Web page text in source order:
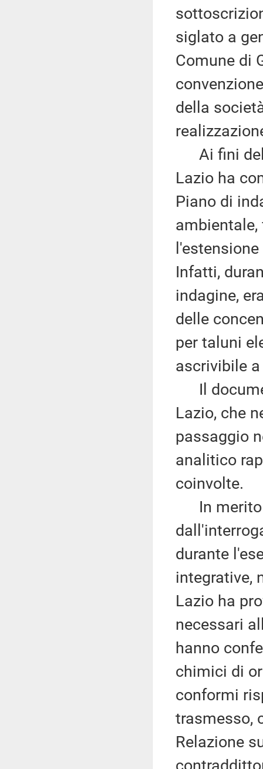
siglato a
Comune di
della
Ai fini
Lazio ha
Piano di
Infatti,
indagine,
delle
per taluni
ascrivibile
Il
Lazio, che
passaggio
analitico
coinvolte.
In merito
durante
integrative,
Lazio ha
necessari
hanno
chimici di
conformi
trasmesso,
Relazione